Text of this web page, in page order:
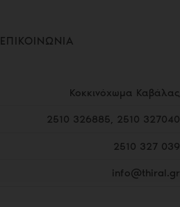
ΕΠΙΚΟΙΝΩΝΙΑ
Κοκκινόχωμα Καβάλας
2510 326885, 2510 327040
2510 327 039
info@thiral.gr